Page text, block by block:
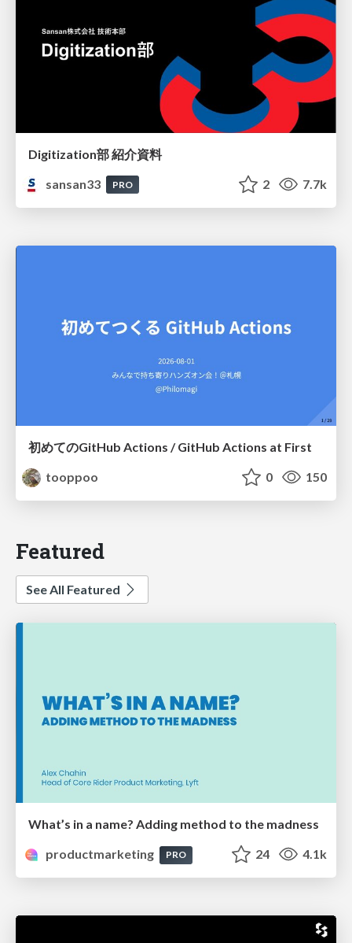
Digitization部 紹介資料
sansan33
PRO 2 7.7k
初めてのGitHub Actions / GitHub Actions at First
tooppoo
0 150
Featured
See All Featured
What’s in a name? Adding method to the madness
productmarketing
PRO 24 4.1k